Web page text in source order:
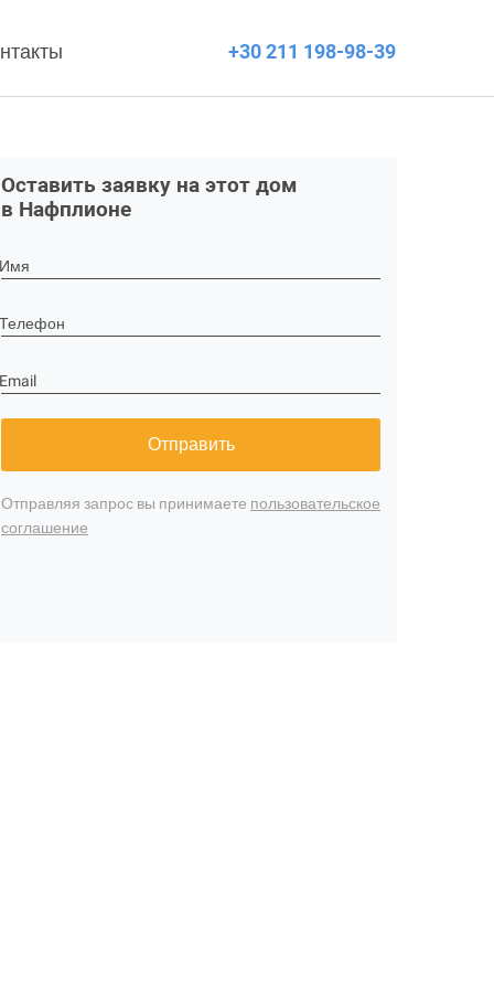
+30 211 198-98-39
Оставить заявку на этот дом
в Нафплионе
Имя
Телефон
Email
Отправить
Отправляя запрос вы принимаете пользовательское
соглашение